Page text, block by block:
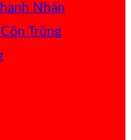
Nhàn
Trùng